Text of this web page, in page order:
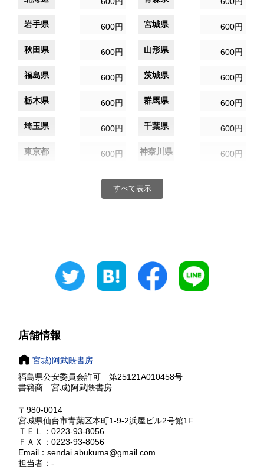
岩手県 600円 宮城県 600円
秋田県 600円 山形県 600円
福島県 600円 茨城県 600円
栃木県 600円 群馬県 600円
埼玉県 600円 千葉県 600円
東京都 600円 神奈川県 600円
600円 富山県
600円 三重県
大阪府
奈良県
鳥取県 600円 島根県
岡山県
山口県 600円
香川県 600円 愛媛県
すべて表示
店舗情報
宮城)阿武隈書房
福島県公安委員会許可 第25121A010458号
書籍商 宮城)阿武隈書房
〒980-0014
宮城県仙台市青葉区本町1-9-2浜屋ビル2号館1F
ＴＥＬ：0223-93-8056
ＦＡＸ：0223-93-8056
Email：sendai.abukuma@gmail.com
担当者：-